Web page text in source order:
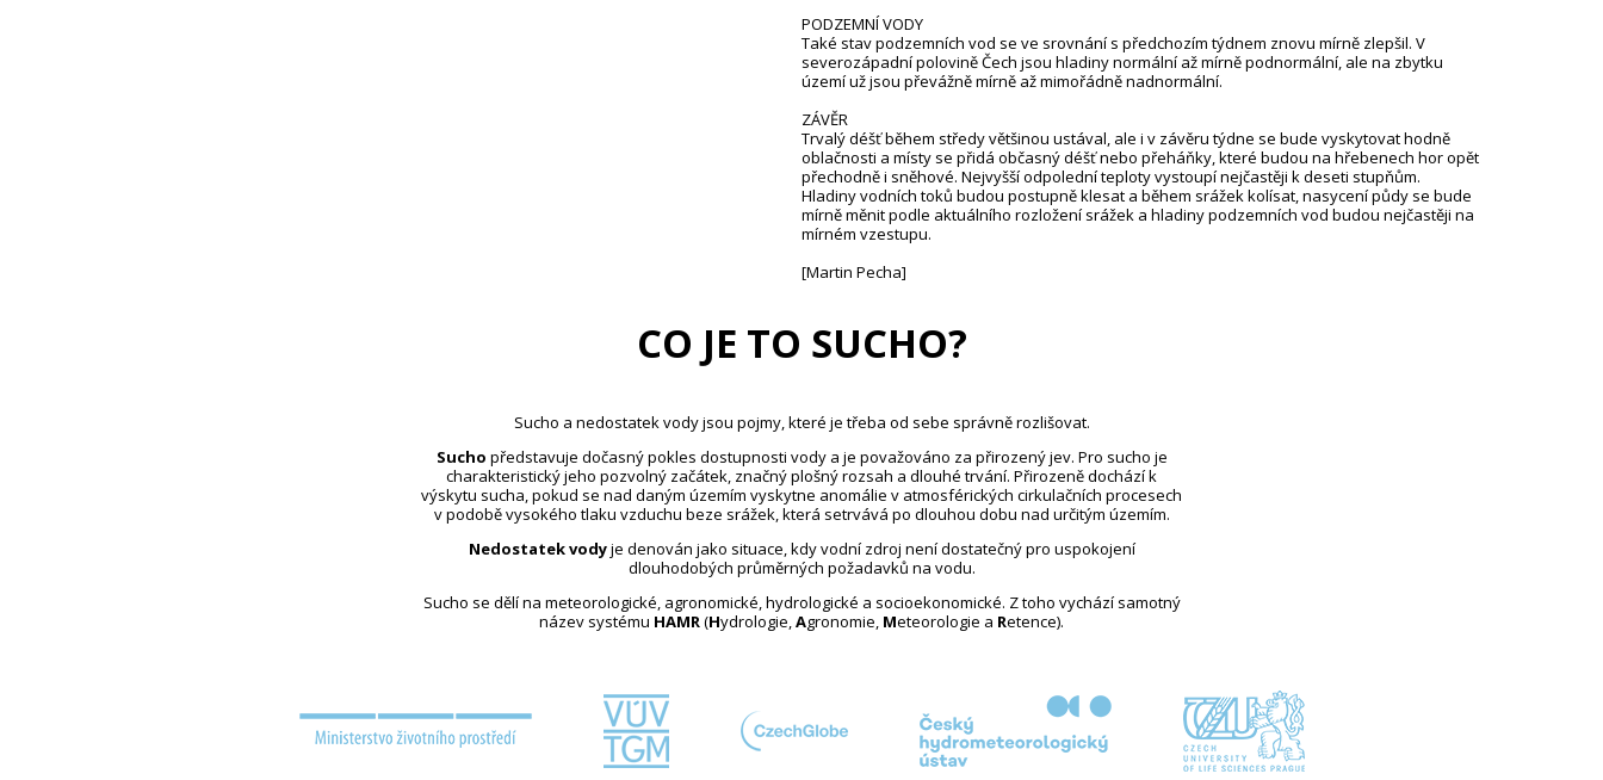
PODZEMNÍ VODY
Také stav podzemních vod se ve srovnání s předchozím týdnem znovu mírně zlepšil. V
severozápadní polovině Čech jsou hladiny normální až mírně podnormální, ale na zbytku
území už jsou převážně mírně až mimořádně nadnormální.
ZÁVĚR
Trvalý déšť během středy většinou ustával, ale i v závěru týdne se bude vyskytovat hodně
oblačnosti a místy se přidá občasný déšť nebo přeháňky, které budou na hřebenech hor opět
přechodně i sněhové. Nejvyšší odpolední teploty vystoupí nejčastěji k deseti stupňům.
Hladiny vodních toků budou postupně klesat a během srážek kolísat, nasycení půdy se bude
mírně měnit podle aktuálního rozložení srážek a hladiny podzemních vod budou nejčastěji na
mírném vzestupu.
[Martin Pecha]
CO JE TO SUCHO?
Sucho a nedostatek vody jsou pojmy, které je třeba od sebe správně rozlišovat.
Sucho představuje dočasný pokles dostupnosti vody a je považováno za přirozený jev. Pro sucho je
charakteristický jeho pozvolný začátek, značný plošný rozsah a dlouhé trvání. Přirozeně dochází k
výskytu sucha, pokud se nad daným územím vyskytne anomálie v atmosférických cirkulačních procesech
v podobě vysokého tlaku vzduchu beze srážek, která setrvává po dlouhou dobu nad určitým územím.
Nedostatek vodyje definován jako situace, kdy vodní zdroj není dostatečný pro uspokojení
dlouhodobých průměrných požadavků na vodu.
Sucho se dělí na meteorologické, agronomické, hydrologické a socioekonomické. Z toho vychází samotný
název systému HAMR(Hydrologie,Agronomie, Meteorologie a Retence).